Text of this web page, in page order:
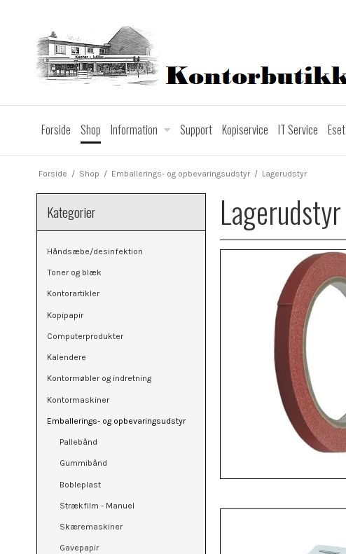
Forside Shop Information Support Kopiservice IT Service Eset
Forside / Shop / Emballerings- og opbevaringsudstyr / Lagerudstyr
Kategorier
Håndsæbe/desinfektion
Toner og blæk
Kontorartikler
Kopipapir
Computerprodukter
Kalendere
Kontormøbler og indretning
Kontormaskiner
Emballerings- og opbevaringsudstyr
Pallebånd
Gummibånd
Bobleplast
Strækfilm - Manuel
Skæremaskiner
Gavepapir
Lagerudstyr